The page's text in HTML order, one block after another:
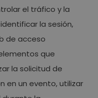
el tráfico y la
la sesión,
de acceso
que
la solicitud de
en un evento, utilizar